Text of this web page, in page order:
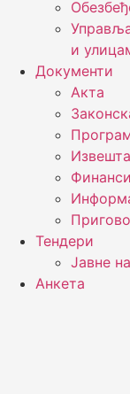
и
Документи
Акта
Тендери
Јавне
Анкета